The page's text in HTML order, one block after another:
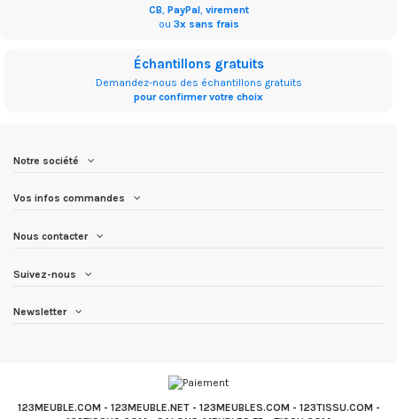
CB PayPal, virement
ou 3x sans frais
Échantillons gratuits
Demandez-nous des échantillons gratuits
pour confirmer votre choix
Notre société
Vos infos commandes
Nous contacter
Suivez-nous
Newsletter
123MEUBLE.COM - 123MEUBLE.NET- 123MEUBLES.COM - 123TISSU.COM -